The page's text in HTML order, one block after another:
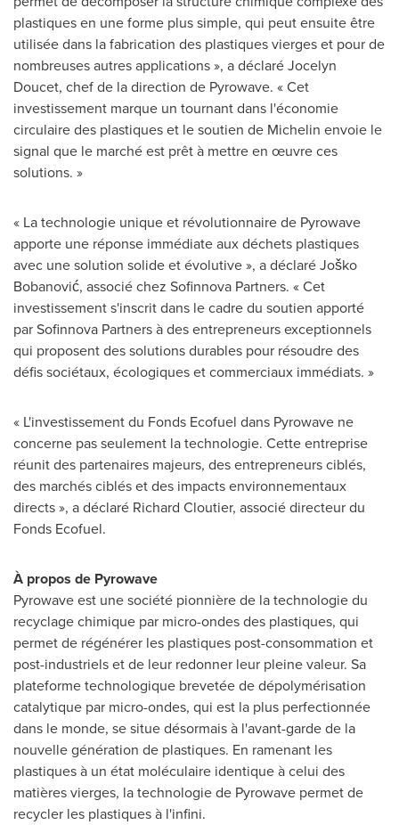
plastiques en une forme plus simple, qui peut ensuite être
utilisée dans la fabrication des plastiques vierges et pour de
nombreuses autres applications », a déclaréJocelyn
Doucet, chef de la direction de Pyrowave. « Cet
investissement marque un tournant dans l'économie
circulaire des plastiques et le soutien de Michelin envoie le
signal que le marché est prêt à mettre en œuvre ces
solutions. »
« La technologie unique et révolutionnaire de Pyrowave
apporte une réponse immédiate aux déchets plastiques
avec une solution solide et évolutive », a déclaré Joško
Bobanović, associé chez Sofinnova Partners. « Cet
investissement s'inscrit dans le cadre du soutien apporté
par Sofinnova Partners à des entrepreneurs exceptionnels
qui proposent des solutions durables pour résoudre des
défis sociétaux, écologiques et commerciaux immédiats. »
« L'investissement du Fonds Ecofuel dans Pyrowave ne
concerne pas seulement la technologie. Cette entreprise
réunit des partenaires majeurs, des entrepreneurs ciblés,
des marchés ciblés et des impacts environnementaux
directs », a déclaré Richard Cloutier, associé directeur du
Fonds Ecofuel.
À propos de Pyrowave
Pyrowave est une société pionnière de la technologie du
recyclage chimique par micro-ondes des plastiques, qui
permet de régénérer les plastiques post-consommation et
post-industriels et de leur redonner leur pleine valeur. Sa
plateforme technologique brevetée de dépolymérisation
catalytique par micro-ondes, qui est la plus perfectionnée
dans le monde, se situe désormais à l'avant-garde de la
nouvelle génération de plastiques. En ramenant les
plastiques à un état moléculaire identique à celui des
matières vierges, la technologie de Pyrowave permet de
recycler les plastiques à l'infini.